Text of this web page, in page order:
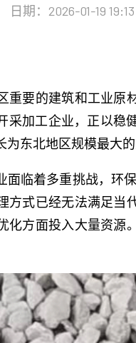
日期：2026-01-19 19:13
重要的建筑和工业原
采加工企业，正以稳
东北地区规模最大
面临着多重挑战，环
方式已经无法满足当
化方面投入大量资源